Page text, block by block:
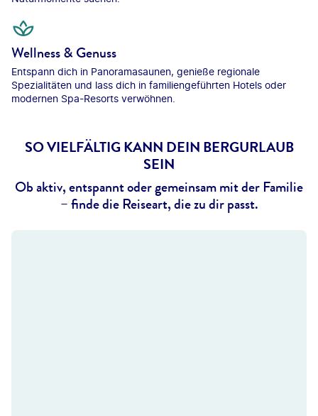
Wellness & Genuss
Entspann dich in Panoramasaunen, genieße regionale
Spezialitäten und lass dich in familiengeführten Hotels oder
modernen Spa-Resorts verwöhnen.
SO VIELFÄLTIG KANN DEIN BERGURLAUB
SEIN
Ob aktiv, entspannt oder gemeinsam mit der Familie
– finde die Reiseart, die zu dir passt.